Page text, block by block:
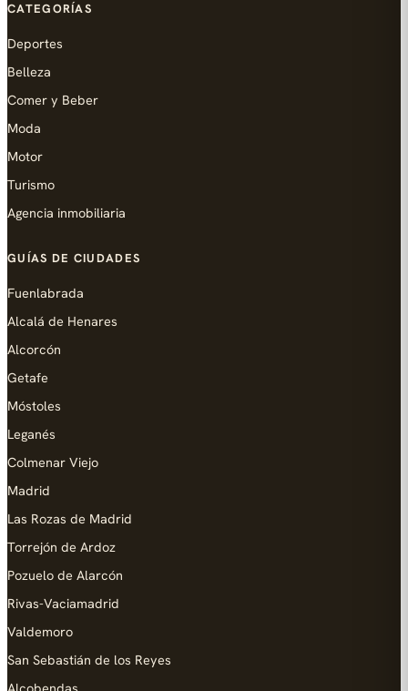
CATEGORÍAS
Deportes
Belleza
Comer y Beber
Moda
Motor
Turismo
Agencia inmobiliaria
GUÍAS DE CIUDADES
Fuenlabrada
Alcalá de Henares
Alcorcón
Getafe
Móstoles
Leganés
Colmenar Viejo
Madrid
Las Rozas de Madrid
Torrejón de Ardoz
Pozuelo de Alarcón
Rivas-Vaciamadrid
Valdemoro
San Sebastián de los Reyes